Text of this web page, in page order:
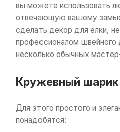
вы можете использовать
отвечающую вашему
сделать декор для елки,
профессионалом
несколько обычных
Кружевный шарик
Для этого простого и
понадобятся: